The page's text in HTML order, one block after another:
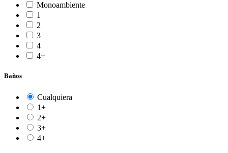
Monoambiente
1
2
3
4
4+
Baños
Cualquiera
1+
2+
3+
4+